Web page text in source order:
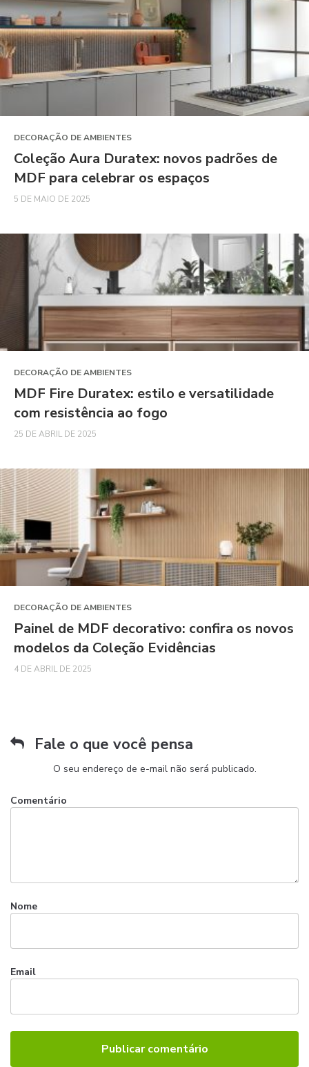
DECORAÇÃO DE AMBIENTES
Coleção Aura Duratex: novos padrões de
MDF para celebrar os espaços
5 DE MAIO DE 2025
DECORAÇÃO DE AMBIENTES
MDF Fire Duratex: estilo e versatilidade
com resistência ao fogo
25 DE ABRIL DE 2025
DECORAÇÃO DE AMBIENTES
Painel de MDF decorativo: confira os novos
modelos da Coleção Evidências
4 DE ABRIL DE 2025
Fale o que você pensa
O seu endereço de e-mail não será publicado.
Nome
Email
Comentário